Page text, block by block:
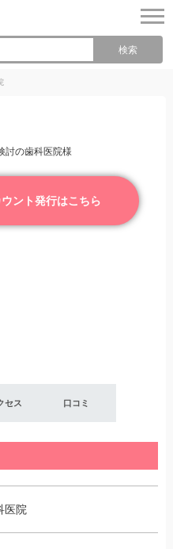
検索
討の歯科医院様
ント発行はこちら
セス 口コミ
医院